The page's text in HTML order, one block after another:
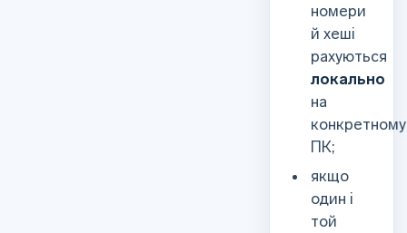
номери
й хеші
рахуються
локально
на
конкретному
ПК;
якщо
один і
той